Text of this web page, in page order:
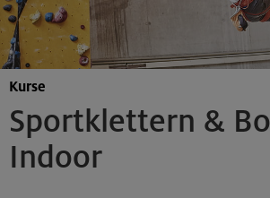
Sportklettern &
Indoor
Kurse